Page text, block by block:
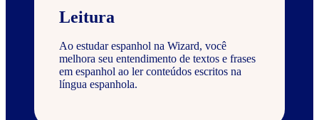
Leitura
Ao estudar espanhol na Wizard, você
melhora seu entendimento de textos e frases
em espanhol ao ler conteúdos escritos na
língua espanhola.